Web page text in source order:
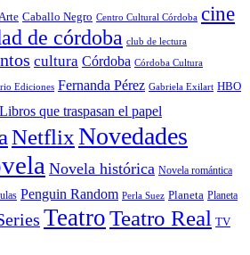
Arte Caballo Negro Centro Cultural Córdoba cine
de córdoba club de lectura
cultura Córdoba Córdoba Cultura
Ediciones Fernanda Pérez Gabriela Exilart HBO
Libros que traspasan el papel
NetflixNovedades
Novela histórica Novela romántica
Penguin Random Perla Suez Planeta Planeta
TeatroTeatro Real TV